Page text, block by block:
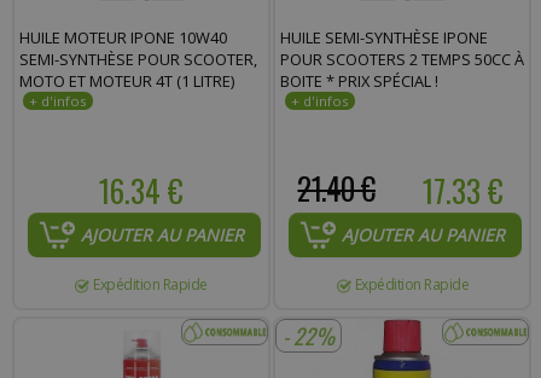
HUILE MOTEUR IPONE 10W40
SEMI-SYNTHÈSE POUR SCOOTER,
MOTO ET MOTEUR 4T (1 LITRE)
16.34 €
AJOUTER AU PANIER
Expédition Rapide
HUILE SEMI-SYNTHÈSE IPONE
POUR SCOOTERS 2 TEMPS 50CC À
BOITE * PRIX SPÉCIAL !
17.33 €
21.40 €
AJOUTER AU PANIER
Expédition Rapide
- 22%